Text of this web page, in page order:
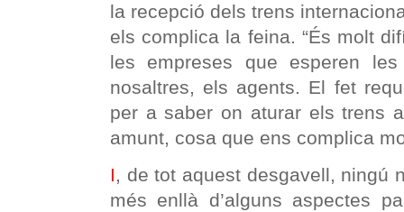
la recepció dels trens
els complica la feina. “És molt
les empreses que esperen
nosaltres, els agents. El fet
per a saber on aturar els trens
amunt, cosa que ens complica
I, de tot aquest desgavell, ningú
més enllà d’alguns aspectes